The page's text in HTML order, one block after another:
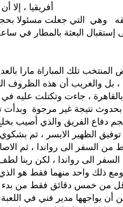
أحاطت بالمنتخب قبل تحقيقه‮ ‬وهي
كفيلا وكافيا بإسقاط الفريق‮ ‬،‮ ‬بل والغريب
المنتخب الاستعداد للمباراة
معدودة‮ ‬،‮
‬ومن بعده إصابة
المعسكر قبل‮
أبوتريكة ومحمد بركات